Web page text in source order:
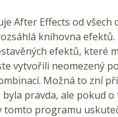
After Effects od všech
knihovna efektů.
efektů, které
vytvořili neomezený
Možná to zní
pravda, ale pokud o
tomto programu